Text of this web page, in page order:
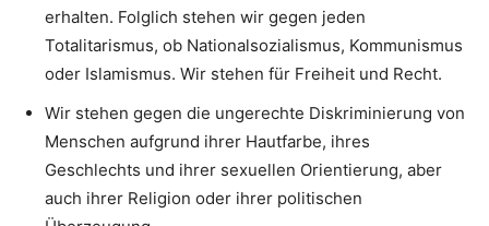
erhalten. Folglich stehen wir gegen jeden
Totalitarismus, ob Nationalsozialismus, Kommunismus
oder Islamismus. Wir stehen für Freiheit und Recht.
Wir stehen gegen die ungerechte Diskriminierung von
Menschen aufgrund ihrer Hautfarbe, ihres
Geschlechts und ihrer sexuellen Orientierung, aber
auch ihrer Religion oder ihrer politischen